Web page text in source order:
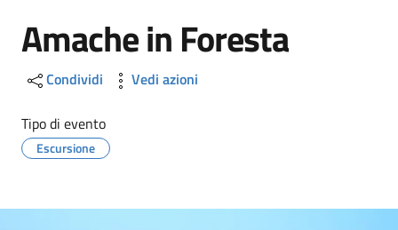
Amache in Foresta
Condividi Vedi azioni
Tipo di evento
Escursione